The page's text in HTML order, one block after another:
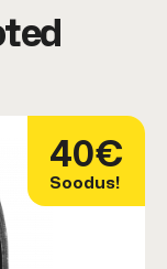
40€
Soodus!